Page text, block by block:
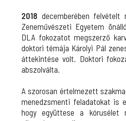
2018 decemberében
Zeneművészeti Egyetem
DLA fokozatot megszerző
doktori témája Károlyi Pál
áttekintése volt. Doktori
abszolválta.
A szorosan értelmezett
menedzsmenti feladatokat is
hogy együttese a kórusélet